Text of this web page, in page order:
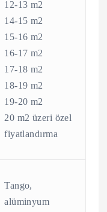
12-13 m2
14-15 m2
15-16 m2
16-17 m2
17-18 m2
18-19 m2
19-20 m2
20 m2 üzeri özel
fiyatlandırma
Tango,
alüminyum